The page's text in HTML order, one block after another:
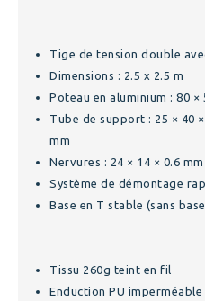
Tige de tension double
Dimensions : 2.5 x 2.5 m
Poteau en aluminium : 80 ×
Tube de support : 25 × 40
mm
Nervures : 24 × 14 × 0.6 mm
Système de démontage
Base en T stable (sans
Tissu 260g teint en fil
Enduction PU imperméable